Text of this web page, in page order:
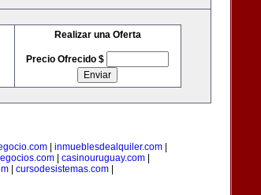
Realizar una Oferta
Precio Ofrecido $
| inmueblesdealquiler.com|
casinouruguay.com
cursodesistemas.com